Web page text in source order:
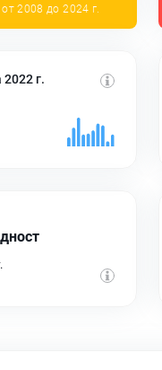
от 2008 до 2024 г.
г.